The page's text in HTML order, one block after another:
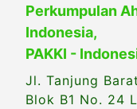
Perkumpulan
Indonesia,
PAKKI -
Jl. Tanjung
Blok B1 No. 24